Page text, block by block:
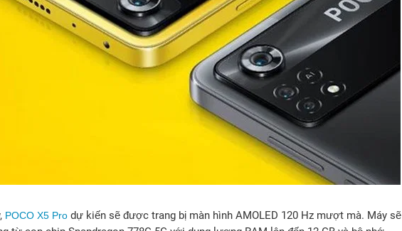
POCO X5 Pro dự kiến sẽ được trang bị màn hình AMOLED 120 Hz mượt mà. Máy sẽ